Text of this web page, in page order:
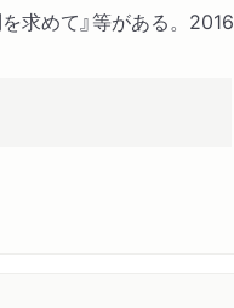
求めて』等がある。2016